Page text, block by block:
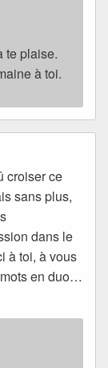
te plaise.
à toi.
croiser ce
sans plus,
dans le
à toi, à vous
en duo…